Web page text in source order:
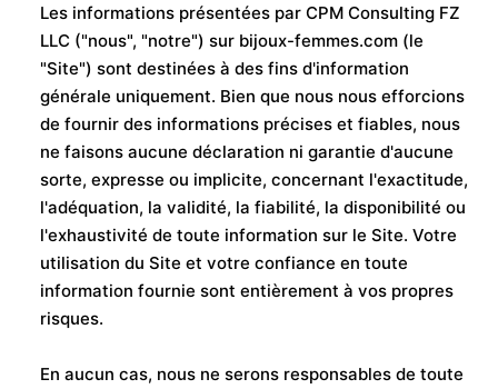
Les informations présentées par CPM Consulting FZ
LLC ("nous", "notre") sur bijoux-femmes.com (le
"Site") sont destinées à des fins d'information
générale uniquement. Bien que nous nous efforcions
de fournir des informations précises et fiables, nous
ne faisons aucune déclaration ni garantie d'aucune
sorte, expresse ou implicite, concernant l'exactitude,
l'adéquation, la validité, la fiabilité, la disponibilité ou
l'exhaustivité de toute information sur le Site. Votre
utilisation du Site et votre confiance en toute
information fournie sont entièrement à vos propres
risques.
En aucun cas, nous ne serons responsables de toute